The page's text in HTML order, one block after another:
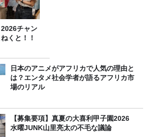
チャン
くと！！
日本のアニメがアフリカで人気の理由と
は？エンタメ社会学者が語るアフリカ市
場のリアル
【募集要項】真夏の大喜利甲子園2026
水曜JUNK山里亮太の不毛な議論